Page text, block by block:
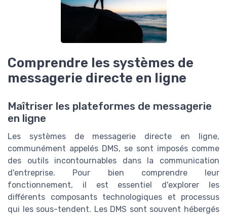
Comprendre les systèmes de
messagerie directe en ligne
Maîtriser les plateformes de messagerie
en ligne
Les systèmes de messagerie directe en ligne,
communément appelés DMS, se sont imposés comme
des outils incontournables dans la communication
d'entreprise. Pour bien comprendre leur
fonctionnement, il est essentiel d'explorer les
différents composants technologiques et processus
qui les sous-tendent. Les DMS sont souvent hébergés